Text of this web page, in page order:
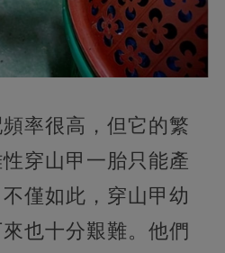
率很高，但它的繁
穿山甲一胎只能產
僅如此，穿山甲幼
也十分艱難。他們